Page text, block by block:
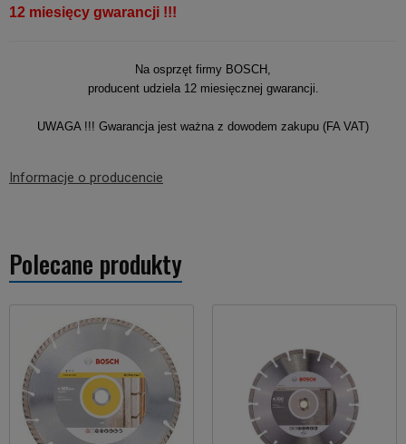
12 miesięcy gwarancji !!!
Na osprzęt firmy BOSCH,
producent udziela 12 miesięcznej gwarancji.
UWAGA !!! Gwarancja jest ważna z dowodem zakupu (FA VAT)
Informacje o producencie
Polecane produkty